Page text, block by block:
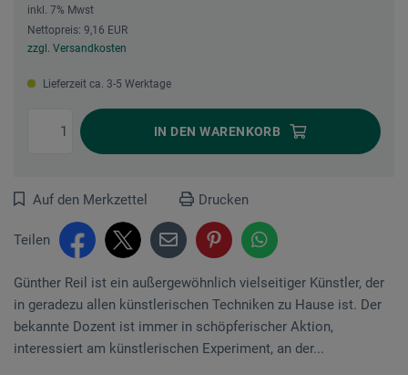
inkl. 7% Mwst
Nettopreis: 9,16 EUR
zzgl. Versandkosten
Lieferzeit ca. 3-5 Werktage
IN DEN WARENKORB
Auf den Merkzettel Drucken
Teilen
Günther Reil ist ein außergewöhnlich vielseitiger Künstler, der
in geradezu allen künstlerischen Techniken zu Hause ist. Der
bekannte Dozent ist immer in schöpferischer Aktion,
interessiert am künstlerischen Experiment, an der...